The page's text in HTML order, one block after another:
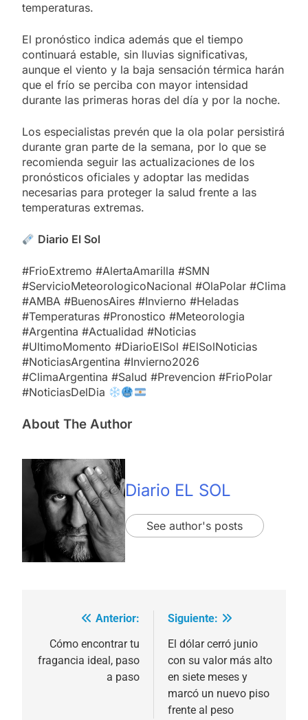
temperaturas.
El pronóstico indica además que el tiempo
continuará estable, sin lluvias significativas,
aunque el viento y la baja sensación térmica harán
que el frío se perciba con mayor intensidad
durante las primeras horas del día y por la noche.
Los especialistas prevén que la ola polar persistirá
durante gran parte de la semana, por lo que se
recomienda seguir las actualizaciones de los
pronósticos oficiales y adoptar las medidas
necesarias para proteger la salud frente a las
temperaturas extremas.
Diario El Sol
#FrioExtremo #AlertaAmarilla #SMN
#ServicioMeteorologicoNacional #OlaPolar #Clima
#AMBA #BuenosAires #Invierno #Heladas
#Temperaturas #Pronostico #Meteorologia
#Argentina #Actualidad #Noticias
#UltimoMomento #DiarioElSol #ElSolNoticias
#NoticiasArgentina #Invierno2026
#ClimaArgentina #Salud #Prevencion #FrioPolar
#NoticiasDelDia
About The Author
Diario EL SOL
See author's posts
Navegación
de
entradas
Anterior:
Cómo encontrar tu
fragancia ideal, paso
a paso
Siguiente:
El dólar cerró junio
con su valor más alto
en siete meses y
marcó un nuevo piso
frente al peso